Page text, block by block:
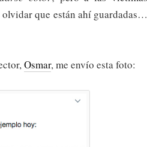
que están ahí guardadas…
Osmar, me envío esta foto: